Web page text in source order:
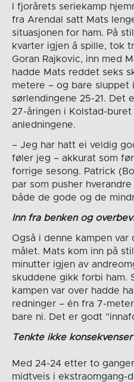
I fjorårets seriekamp
fra Arendal satt Mats
situasjonen for ham. På
kvarter igjen å spille, tok
Goran Rajkovic, inn med
hadde Mats reddet seks
metere – og bare sluppet
sørlendingene 25-21. Det
27-åringen i Kolstad-
anledningene.
– Jeg har hatt ei veldig
føler jeg – akkurat som
forrige sesong. Patrick
par som pusher
både de gode og de
Inn fra benken og
Også i denne kampen
målet. Mats kom inn på
minutter igjen av
skuddene gikk forbi ham.
kampen var over hadde
redninger – én fra 7-
bare ni. Det er godt
Tenkte ikke konsekvenser
Med 24-24 etter to
midtveis i ekstraomgang-